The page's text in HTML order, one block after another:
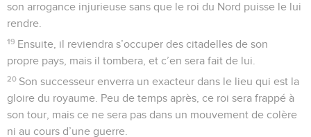
son arrogance injurieuse sans que le roi du Nord puisse le lui
rendre.
19 Ensuite, il reviendra s’occuper des citadelles de son
propre pays, mais il tombera, et c’en sera fait de lui.
20 Son successeur enverra un exacteur dans le lieu qui est la
gloire du royaume. Peu de temps après, ce roi sera frappé à
son tour, mais ce ne sera pas dans un mouvement de colère
ni au cours d’une guerre.